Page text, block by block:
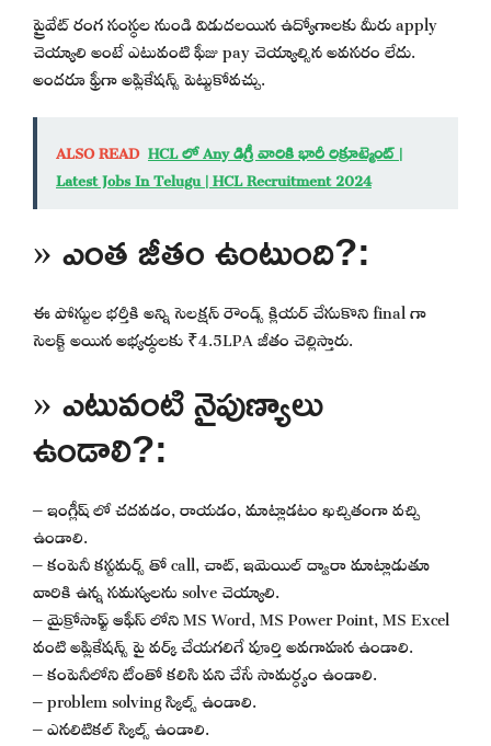
ప్రైవేట్ రంగ సంస్థల నుండి విడుదలయిన ఉద్యోగాలకు మీరు apply
చెయ్యాలి అంటే ఎటువంటి ఫీజు pay చెయ్యాల్సిన అవసరం లేదు.
అందరూ ఫ్రీగా అప్లికేషన్స్ పెట్టుకోవచ్చు.
ALSO READ HCL లో Any డిగ్రీ వారికి భారీ రిక్రూట్మెంట్ |
Latest Jobs In Telugu | HCL Recruitment 2024
» ఎంత జీతం ఉంటుంది?:
ఈ పోస్టుల భర్తీకి అన్ని సెలక్షన్ రౌండ్స్ క్లియర్ చేసుకొని final గా
సెలక్ట్ అయిన అభ్యర్థులకు ₹4.5LPA జీతం చెల్లిస్తారు.
» ఎటువంటి నైపుణ్యాలు
ఉండాలి?:
– ఇంగ్లీష్ లో చదవడం, రాయడం, మాట్లాడటం ఖచ్చితంగా వచ్చి
ఉండాలి.
– కంపెనీ కస్టమర్స్ తో call, చాట్, ఇమెయిల్ ద్వారా మాట్లాడుతూ
వారికి ఉన్న సమస్యలను solve చెయ్యాలి.
– మైక్రోసాఫ్ట్ ఆఫీస్ లోని MS Word, MS Power Point, MS Excel
వంటి అప్లికేషన్స్ పై వర్క్ చేయగలిగే పూర్తి అవగాహన ఉండాలి.
– కంపెనీలోని టీంతో కలిసి పని చేసే సామర్ధ్యం ఉండాలి.
– problem solving స్కిల్స్ ఉండాలి.
– ఎనలిటికల్ స్కిల్స్ ఉండాలి.